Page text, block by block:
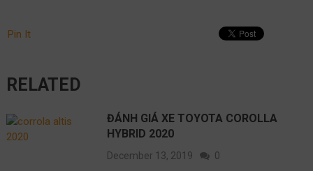
Pin It
RELATED
ĐÁNH GIÁ XE TOYOTA COROLLA
HYBRID 2020
December 13, 2019 0